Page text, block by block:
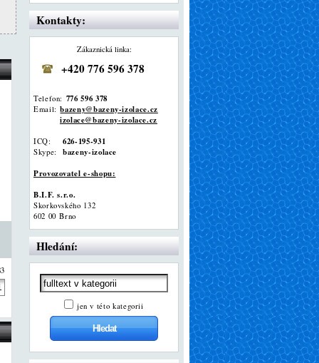
Kontakty:
Zákaznická linka:
+420 776 596 378
Telefon: 776 596 378
Email:bazeny@bazeny-izolace.cz
izolace@bazeny-izolace.cz
ICQ: 626-195-931
Skype:bazeny-izolace
Provozovatel e-shopu:
B.I.F. s.r.o.
Skorkovského 132
602 00 Brno
Hledání:
jen v této kategorii